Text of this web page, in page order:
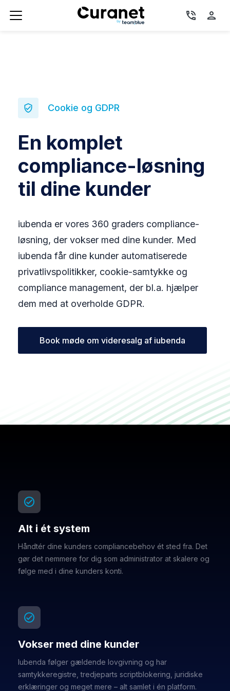
phone_in_talk person
verified_user Cookie og GDPR
En komplet
compliance-løsning
til dine kunder
iubenda er vores 360 graders compliance-
løsning, der vokser med dine kunder. Med
iubenda får dine kunder automatiserede
privatlivspolitikker, cookie-samtykke og
compliance management, der bl.a. hjælper
dem med at overholde GDPR.
Book møde om videresalg af iubenda
check_circle
Alt i ét system
Håndtér dine kunders compliancebehov ét sted fra. Det
gør det nemmere for dig som administrator at skalere og
følge med i dine kunders konti.
check_circle
Vokser med dine kunder
Iubenda følger gældende lovgivning og har
samtykkeregistre, tredjeparts scriptblokering, juridiske
erklæringer og meget mere – alt samlet i én platform.